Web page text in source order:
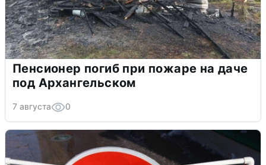
Пенсионер погиб при пожаре на даче
под Архангельском
7 августа 0